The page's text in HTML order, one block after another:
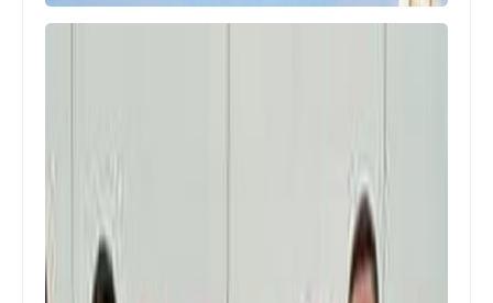
افضل شركات عوازل الاسطح بالرياض
عوازل الصفرات